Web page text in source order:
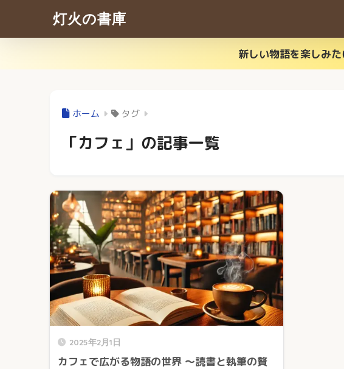
灯火の書庫
新しい物語を楽しみ
ホーム タグ
「カフェ」の記事一覧
2025年2月1日
カフェで広がる物語の世界 〜読書と執筆の贅